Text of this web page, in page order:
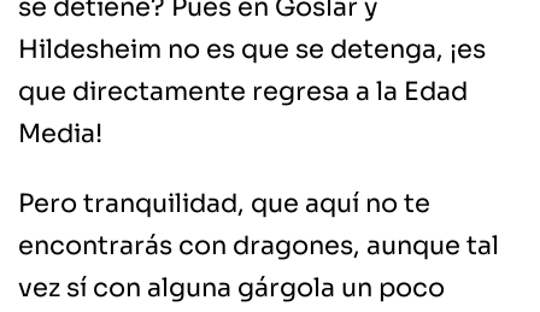
se detiene? Pues en Goslar y
Hildesheim no es que se detenga, ¡es
que directamente regresa a la Edad
Media!
Pero tranquilidad, que aquí no te
encontrarás con dragones, aunque tal
vez sí con alguna gárgola un poco